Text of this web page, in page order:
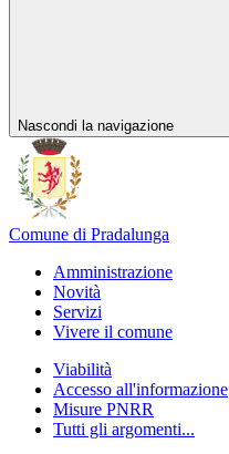
Nascondi la navigazione
Comune di Pradalunga
Amministrazione
Novità
Servizi
Vivere il comune
Viabilità
Accesso all'informazione
Misure PNRR
Tutti gli argomenti...